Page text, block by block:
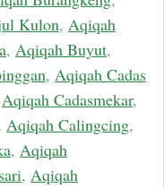
Kulon, Aqiqah
, Aqiqah Buyut,
, Aqiqah Cadas
Aqiqah Cadasmekar,
Aqiqah Calingcing,
, Aqiqah
, Aqiqah